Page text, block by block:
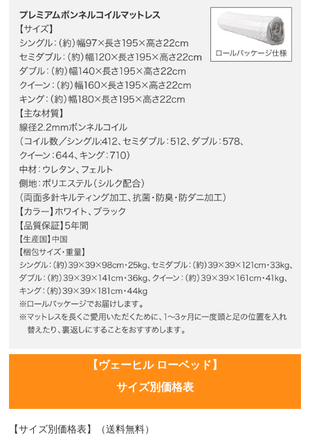
【ヴェーヒル ローベッド】
サイズ別価格表
【サイズ別価格表】（送料無料）